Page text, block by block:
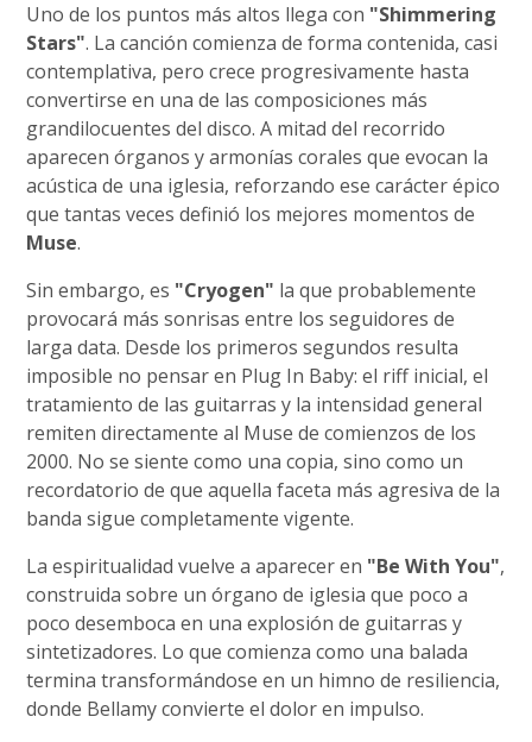
Uno de los puntos más altos llega con "Shimmering
Stars". La canción comienza de forma contenida, casi
contemplativa, pero crece progresivamente hasta
convertirse en una de las composiciones más
grandilocuentes del disco. A mitad del recorrido
aparecen órganos y armonías corales que evocan la
acústica de una iglesia, reforzando ese carácter épico
que tantas veces definió los mejores momentos de
Muse.
Sin embargo, es "Cryogen" la que probablemente
provocará más sonrisas entre los seguidores de
larga data. Desde los primeros segundos resulta
imposible no pensar en Plug In Baby: el riff inicial, el
tratamiento de las guitarras y la intensidad general
remiten directamente al Muse de comienzos de los
2000. No se siente como una copia, sino como un
recordatorio de que aquella faceta más agresiva de la
banda sigue completamente vigente.
La espiritualidad vuelve a aparecer en "Be With You",
construida sobre un órgano de iglesia que poco a
poco desemboca en una explosión de guitarras y
sintetizadores. Lo que comienza como una balada
termina transformándose en un himno de resiliencia,
donde Bellamy convierte el dolor en impulso.